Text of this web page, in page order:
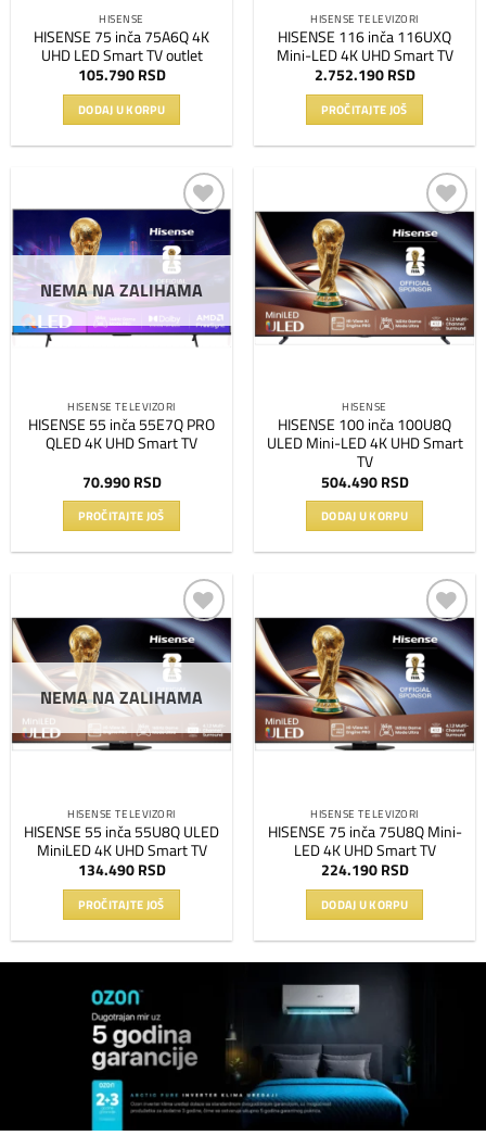
HISENSE
HISENSE 75 inča 75A6Q 4K
UHD LED Smart TV outlet
105.790 RSD
DODAJ U KORPU
HISENSE TELEVIZORI
HISENSE 116 inča 116UXQ
Mini-LED 4K UHD Smart TV
2.752.190 RSD
PROČITAJTE JOŠ
Dodaj
na
želja
NEMA NA ZALIHAMA
HISENSE TELEVIZORI
HISENSE 55 inča 55E7Q PRO
QLED 4K UHD Smart TV
70.990 RSD
PROČITAJTE JOŠ
Dodaj
na
listu
želja
HISENSE
HISENSE 100 inča 100U8Q
ULED Mini-LED 4K UHD Smart
TV
504.490 RSD
DODAJ U KORPU
Dodaj
na
želja
NEMA NA ZALIHAMA
HISENSE TELEVIZORI
HISENSE 55 inča 55U8Q ULED
MiniLED 4K UHD Smart TV
134.490 RSD
PROČITAJTE JOŠ
Dodaj
na
listu
želja
HISENSE TELEVIZORI
HISENSE 75 inča 75U8Q Mini-
LED 4K UHD Smart TV
224.190 RSD
DODAJ U KORPU